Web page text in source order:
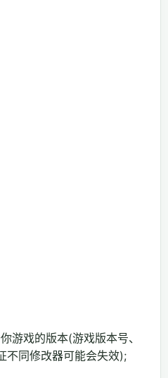
游戏的版本(游戏版本号、
不同修改器可能会失效);